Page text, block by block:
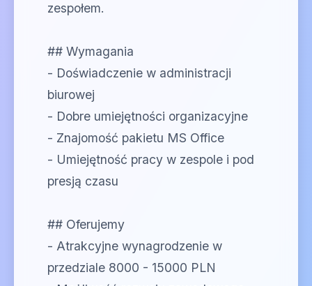
zespołem.
## Wymagania
- Doświadczenie w administracji
biurowej
- Dobre umiejętności organizacyjne
- Znajomość pakietu MS Office
- Umiejętność pracy w zespole i pod
presją czasu
## Oferujemy
- Atrakcyjne wynagrodzenie w
przedziale 8000 - 15000 PLN